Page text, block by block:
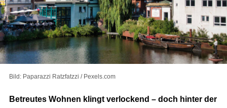
Bild: Paparazzi Ratzfatzzi / Pexels.com
Betreutes Wohnen klingt verlockend – doch hinter der